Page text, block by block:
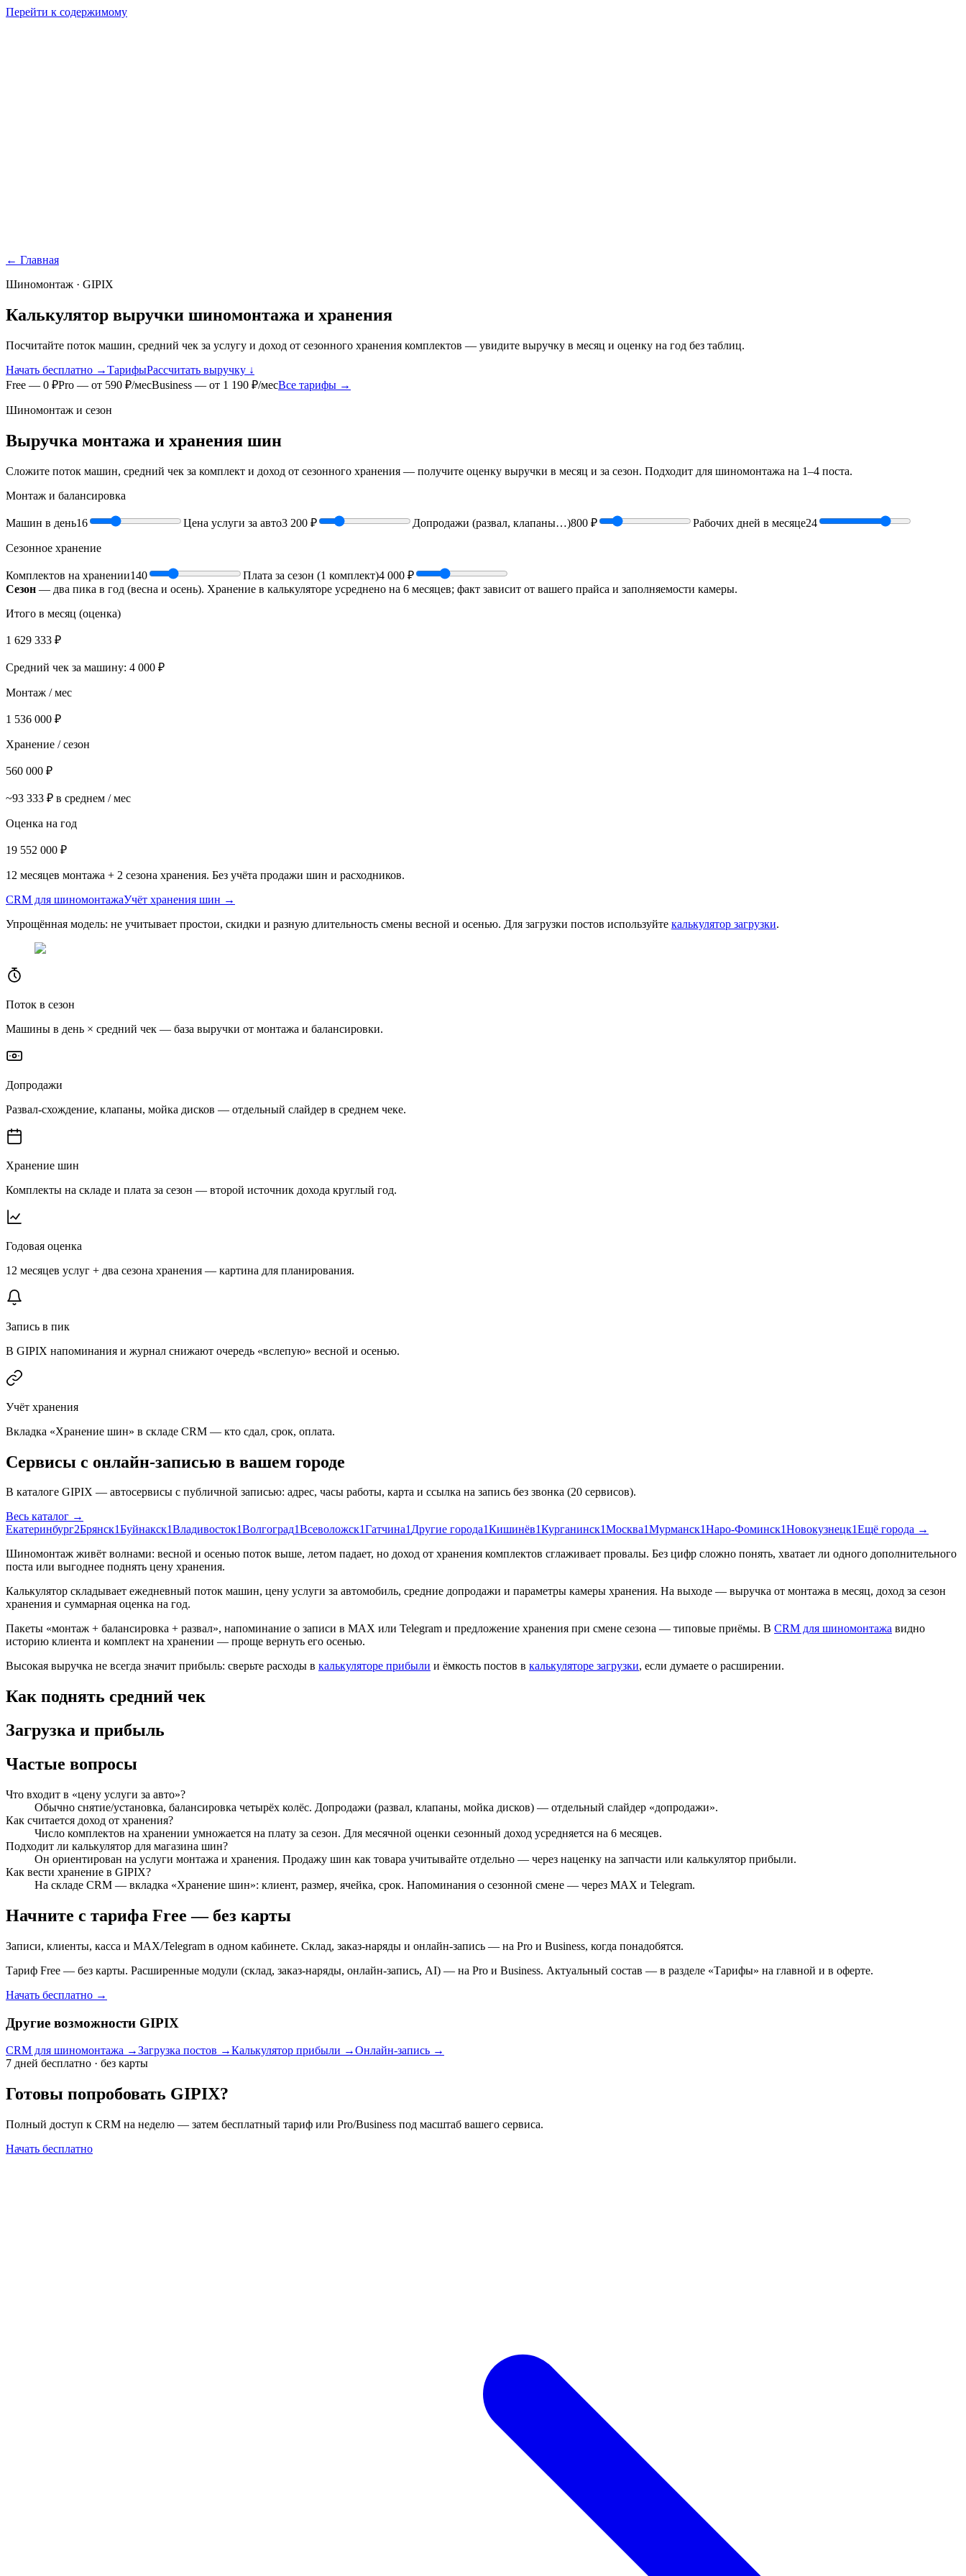
Перейти к содержимому
← Главная
Шиномонтаж · GIPIX
Калькулятор выручки шиномонтажа и хранения
Посчитайте поток машин, средний чек за услугу и доход от сезонного хранения комплектов — увидите выручку в месяц и оценку на год без таблиц.
Начать бесплатно →ТарифыРассчитать выручку ↓
Free — 0 ₽Pro — от 590 ₽/месBusiness — от 1 190 ₽/месВсе тарифы →
Шиномонтаж и сезон
Выручка монтажа и хранения шин
Сложите поток машин, средний чек за комплект и доход от сезонного хранения — получите оценку выручки в месяц и за сезон. Подходит для шиномонтажа на 1–4 поста.
Монтаж и балансировка
Машин в день16 Цена услуги за авто3 200 ₽ Допродажи (развал, клапаны…)800 ₽ Рабочих дней в месяце24
Сезонное хранение
Комплектов на хранении140 Плата за сезон (1 комплект)4 000 ₽
Сезон — два пика в год (весна и осень). Хранение в калькуляторе усреднено на 6 месяцев; факт зависит от вашего прайса и заполняемости камеры.
Итого в месяц (оценка)
1 629 333 ₽
Средний чек за машину: 4 000 ₽
Монтаж / мес
1 536 000 ₽
Хранение / сезон
560 000 ₽
~93 333 ₽ в среднем / мес
Оценка на год
19 552 000 ₽
12 месяцев монтажа + 2 сезона хранения. Без учёта продажи шин и расходников.
CRM для шиномонтажаУчёт хранения шин →
Упрощённая модель: не учитывает простои, скидки и разную длительность смены весной и осенью. Для загрузки постов используйте калькулятор загрузки.
Поток в сезон
Машины в день × средний чек — база выручки от монтажа и балансировки.
Допродажи
Развал-схождение, клапаны, мойка дисков — отдельный слайдер в среднем чеке.
Хранение шин
Комплекты на складе и плата за сезон — второй источник дохода круглый год.
Годовая оценка
12 месяцев услуг + два сезона хранения — картина для планирования.
Запись в пик
В GIPIX напоминания и журнал снижают очередь «вслепую» весной и осенью.
Учёт хранения
Вкладка «Хранение шин» в складе CRM — кто сдал, срок, оплата.
Сервисы с онлайн-записью в вашем городе
В каталоге GIPIX — автосервисы с публичной записью: адрес, часы работы, карта и ссылка на запись без звонка (20 сервисов).
Весь каталог →
Екатеринбург2Брянск1Буйнакск1Владивосток1Волгоград1Всеволожск1Гатчина1Другие города1Кишинёв1Курганинск1Москва1Мурманск1Наро-Фоминск1Новокузнецк1Ещё города →
Шиномонтаж живёт волнами: весной и осенью поток выше, летом падает, но доход от хранения комплектов сглаживает провалы. Без цифр сложно понять, хватает ли одного дополнительного
поста или выгоднее поднять цену хранения.
Калькулятор складывает ежедневный поток машин, цену услуги за автомобиль, средние допродажи и параметры камеры хранения. На выходе — выручка от монтажа в месяц, доход за сезон
хранения и суммарная оценка на год.
Пакеты «монтаж + балансировка + развал», напоминание о записи в MAX или Telegram и предложение хранения при смене сезона — типовые приёмы. В CRM для шиномонтажа видно
историю клиента и комплект на хранении — проще вернуть его осенью.
Высокая выручка не всегда значит прибыль: сверьте расходы в калькуляторе прибыли и ёмкость постов в калькуляторе загрузки, если думаете о расширении.
Как поднять средний чек
Загрузка и прибыль
Частые вопросы
Что входит в «цену услуги за авто»?
Обычно снятие/установка, балансировка четырёх колёс. Допродажи (развал, клапаны, мойка дисков) — отдельный слайдер «допродажи».
Как считается доход от хранения?
Число комплектов на хранении умножается на плату за сезон. Для месячной оценки сезонный доход усредняется на 6 месяцев.
Подходит ли калькулятор для магазина шин?
Он ориентирован на услуги монтажа и хранения. Продажу шин как товара учитывайте отдельно — через наценку на запчасти или калькулятор прибыли.
Как вести хранение в GIPIX?
На складе CRM — вкладка «Хранение шин»: клиент, размер, ячейка, срок. Напоминания о сезонной смене — через MAX и Telegram.
Начните с тарифа Free — без карты
Записи, клиенты, касса и MAX/Telegram в одном кабинете. Склад, заказ-наряды и онлайн-запись — на Pro и Business, когда понадобятся.
Тариф Free — без карты. Расширенные модули (склад, заказ-наряды, онлайн-запись, AI) — на Pro и Business. Актуальный состав — в разделе «Тарифы» на главной и в оферте.
Начать бесплатно →
Другие возможности GIPIX
CRM для шиномонтажа →Загрузка постов →Калькулятор прибыли →Онлайн-запись →
7 дней бесплатно · без карты
Готовы попробовать GIPIX?
Полный доступ к CRM на неделю — затем бесплатный тариф или Pro/Business под масштаб вашего сервиса.
Начать бесплатно